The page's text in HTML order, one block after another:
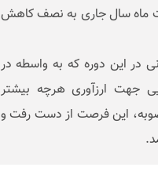
ماه سال جاری به نصف کاهش
در این دوره که به واسطه در
جهت ارزآوری هرچه بیشتر
مصوبه، این فرصت از دست رفت و